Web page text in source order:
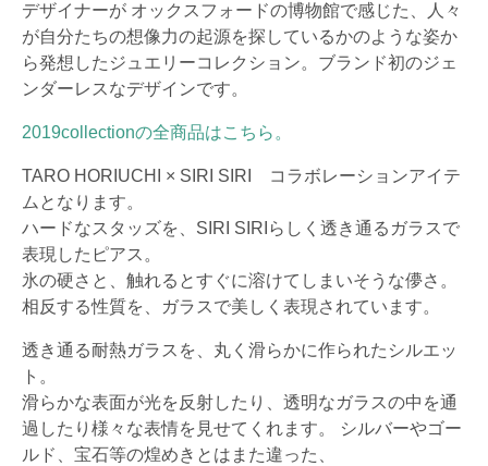
デザイナーが オックスフォードの博物館で感じた、人々
が自分たちの想像力の起源を探しているかのような姿か
ら発想したジュエリーコレクション。ブランド初のジェ
ンダーレスなデザインです。
2019collectionの全商品はこちら。
TARO HORIUCHI × SIRI SIRI コラボレーションアイテ
ムとなります。
ハードなスタッズを、SIRI SIRIらしく透き通るガラスで
表現したピアス。
氷の硬さと、触れるとすぐに溶けてしまいそうな儚さ。
相反する性質を、ガラスで美しく表現されています。
透き通る耐熱ガラスを、丸く滑らかに作られたシルエッ
ト。
滑らかな表面が光を反射したり、透明なガラスの中を通
過したり様々な表情を見せてくれます。 シルバーやゴー
ルド、宝石等の煌めきとはまた違った、